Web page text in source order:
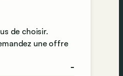
de choisir.
une offre
-